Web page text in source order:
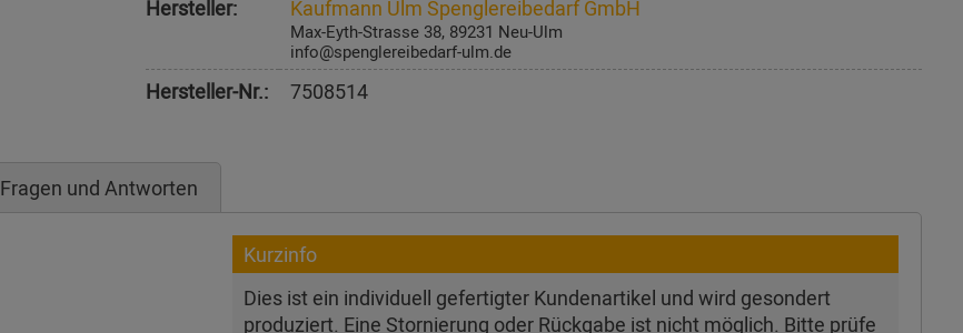
Hersteller: Kaufmann Ulm Spenglereibedarf GmbH
Max-Eyth-Strasse 38, 89231 Neu-Ulm
info@spenglereibedarf-ulm.de
Hersteller-Nr.: 7508514
Fragen und Antworten
Kurzinfo
Dies ist ein individuell gefertigter Kundenartikel und wird gesondert
produziert. Eine Stornierung oder Rückgabe ist nicht möglich. Bitte prüfe